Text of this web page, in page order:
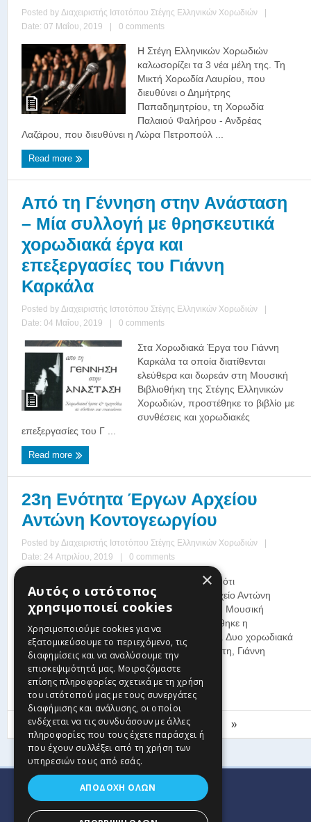
Posted by Διαχειριστής Ιστοτόπου Στέγης Ελληνικών Χορωδιών
|
Date: 07 Μαΐου, 2019
| 0 comments
Η Στέγη Ελληνικών Χορωδιών
καλωσορίζει τα 3 νέα μέλη της. Τη
Μικτή Χορωδία Λαυρίου, που
διευθύνει ο Δημήτρης
Παπαδημητρίου, τη Χορωδία
Παλαιού Φαλήρου - Ανδρέας
Λαζάρου, που διευθύνει η Λώρα Πετροπούλ ...
Read more
Από τη Γέννηση στην Ανάσταση
– Μία συλλογή με θρησκευτικά
χορωδιακά έργα και
επεξεργασίες του Γιάννη
Καρκάλα
Posted by Διαχειριστής Ιστοτόπου Στέγης Ελληνικών Χορωδιών
|
Date: 04 Μαΐου, 2019
| 0 comments
Στα Χορωδιακά Έργα του Γιάννη
Καρκάλα τα οποία διατίθενται
ελεύθερα και δωρεάν στη Μουσική
Βιβλιοθήκη της Στέγης Ελληνικών
Χορωδιών, προστέθηκε το βιβλίο με
συνθέσεις και χορωδιακές
επεξεργασίες του Γ ...
Read more
23η Ενότητα Έργων Αρχείου
Αντώνη Κοντογεωργίου
Posted by Διαχειριστής Ιστοτόπου Στέγης Ελληνικών Χορωδιών
|
Date: 24 Απριλίου, 2019
| 0 comments
Σας ενημερώνουμε ότι
στο Χορωδιακό Αρχείο Αντώνη
Κοντογεωργίου στη Μουσική
Βιβλιοθήκη αναρτήθηκε η
23η ενότητα έργων. Δυο χορωδιακά
του Κοζανίτη συνθέτη, Γιάννη
Δόδουρα, που πέθανε νέος στα τριάντα το ...
Read more
‹ 5 6 7 8 9 10 11 12 »
×
Αυτός ο ιστότοπος
χρησιμοποιεί cookies
Χρησιμοποιούμε cookies για να
εξατομικεύσουμε το περιεχόμενο, τις
διαφημίσεις και να αναλύσουμε την
επισκεψιμότητά μας. Μοιραζόμαστε
επίσης πληροφορίες σχετικά με τη χρήση
του ιστότοπού μας με τους συνεργάτες
διαφήμισης και ανάλυσης, οι οποίοι
ενδέχεται να τις συνδυάσουν με άλλες
πληροφορίες που τους έχετε παράσχει ή
που έχουν συλλέξει από τη χρήση των
υπηρεσιών τους από εσάς.
ΑΠΟΔΟΧΉ ΌΛΩΝ